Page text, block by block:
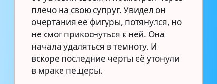
плечо на свою супруг. Увидел он
очертания её фигуры, потянулся, но
не смог прикоснуться к ней. Она
начала удаляться в темноту. И
вскоре последние черты её утонули
в мраке пещеры.